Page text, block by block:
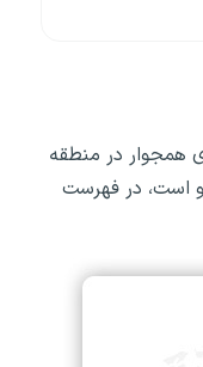
شهرهای همجوار در منطقه
است، در فهرست‌